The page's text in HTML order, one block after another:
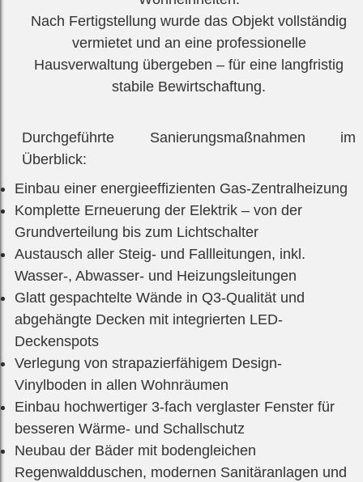
Nach Fertigstellung wurde das Objekt vollständig
vermietet und an eine professionelle
Hausverwaltung übergeben – für eine langfristig
stabile Bewirtschaftung.
Durchgeführte Sanierungsmaßnahmen im
Überblick:
Einbau einer energieeffizienten Gas-Zentralheizung
Komplette Erneuerung der Elektrik – von der
Grundverteilung bis zum Lichtschalter
Austausch aller Steig- und Fallleitungen, inkl.
Wasser-, Abwasser- und Heizungsleitungen
Glatt gespachtelte Wände in Q3-Qualität und
abgehängte Decken mit integrierten LED-
Deckenspots
Verlegung von strapazierfähigem Design-
Vinylboden in allen Wohnräumen
Einbau hochwertiger 3-fach verglaster Fenster für
besseren Wärme- und Schallschutz
Neubau der Bäder mit bodengleichen
Regenwaldduschen, modernen Sanitäranlagen und